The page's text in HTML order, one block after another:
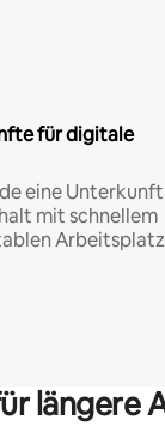
für digitale
eine Unterkunft
mit schnellem
längere